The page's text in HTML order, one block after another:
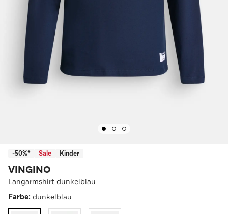
-50%* Sale Kinder
VINGINO
Langarmshirt dunkelblau
Farbe: dunkelblau